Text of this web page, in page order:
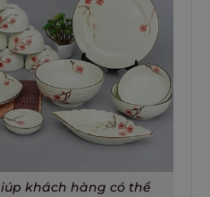
khách hàng có thể